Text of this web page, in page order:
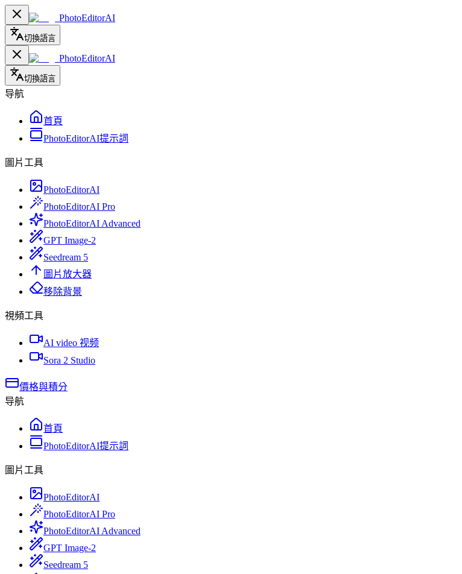
PhotoEditorAI
切換語言
PhotoEditorAI
切換語言
导航
首頁
PhotoEditorAI提示詞
圖片工具
PhotoEditorAI
PhotoEditorAI Pro
PhotoEditorAI Advanced
GPT Image-2
Seedream 5
圖片放大器
移除背景
視頻工具
AI video 视频
Sora 2 Studio
價格與積分
导航
首頁
PhotoEditorAI提示詞
圖片工具
PhotoEditorAI
PhotoEditorAI Pro
PhotoEditorAI Advanced
GPT Image-2
Seedream 5